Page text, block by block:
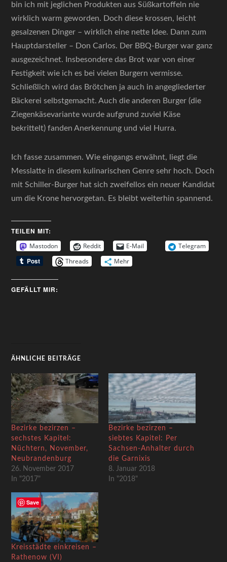
bin ich mit jeglichen Produkten aus Süßkartoffeln nie
wirklich warm geworden. Doch diese krossen, leicht
gesalzenen Dinger – wirklich eine nette Idee. Dann zum
Hauptdarsteller – Don Carlos. Der BBQ-Burger war ganz
ausgezeichnet. Insbesondere das Brot war von einer
Festigkeit wie ich es bei vielen Burgern vermisse.
Schließlich wird das Brötchen ja auch in angegliederter
Bäckerei selbstgemacht. Auch die anderen Burger (die
Ziegenkäsevariante wurde aufgrund zuviel Käse
bekrittelt) fanden Anerkennung und viel Hurra.
Ich fasse zusammen. Wie eingangs erwähnt, liegt die
Messlatte in diesem kulinarischen Genre sehr hoch. Doch
mit Schiller-Burger hat sich zweifellos ein neuer Kandidat
um die Krone hervorgetan. Es bleibt weiterhin spannend.
TEILEN MIT:
Mastodon Reddit E-Mail
Telegram
Threads
Mehr
GEFÄLLT MIR:
ÄHNLICHE BEITRÄGE
Bezirke bezirzen –
sechstes Kapitel:
Nüchtern, November,
Neubrandenburg
26. November 2017
In "2017"
Bezirke bezirzen –
siebtes Kapitel: Per
Sachsen-Anhalter durch
die Garnixis
8. Januar 2018
In "2018"
Kreisstädte einkreisen –
Rathenow (VI)
Save